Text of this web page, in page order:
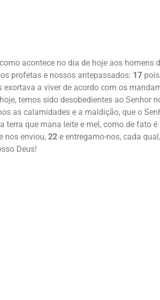
acontece no dia de hoje aos homens
profetas e nossos antepassados: 17
a viver de acordo com os
temos sido desobedientes ao Senhor
as calamidades e a maldição, que o
terra que mana leite e mel, como de fato é
nos enviou, 22 e entregamo-nos, cada
Deus!